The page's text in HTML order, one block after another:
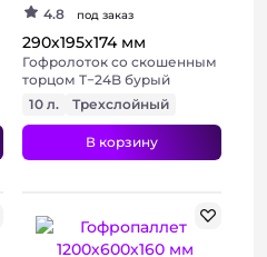
4.8 под заказ
290х195х174 мм
Гофролоток со скошенным
торцом Т−24B бурый
10 л.
Трехслойный
В корзину